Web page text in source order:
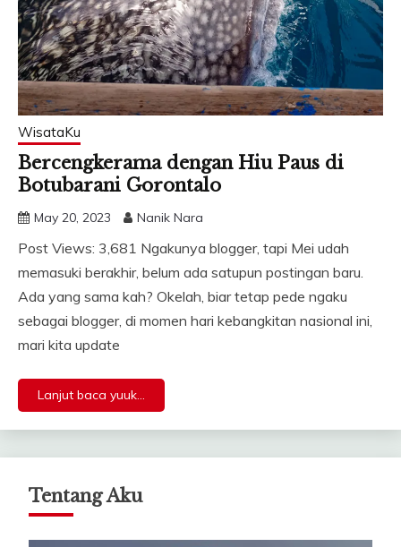
WisataKu
Bercengkerama dengan Hiu Paus di
Botubarani Gorontalo
May 20, 2023 Nanik Nara
Post Views: 3,681 Ngakunya blogger, tapi Mei udah
memasuki berakhir, belum ada satupun postingan baru.
Ada yang sama kah? Okelah, biar tetap pede ngaku
sebagai blogger, di momen hari kebangkitan nasional ini,
mari kita update
Lanjut baca yuuk...
Tentang Aku